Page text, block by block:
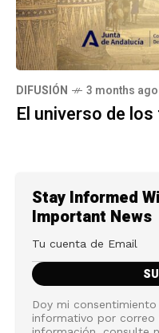
DIFUSIÓN 3 months ago
El universo de
Stay Informed
Important News
Doy mi
informativo por correo